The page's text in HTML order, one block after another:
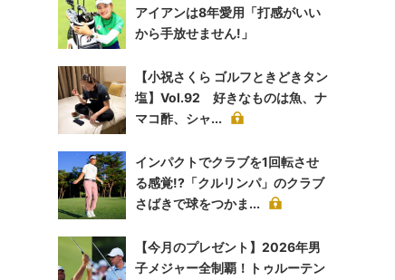
アイアンは8年愛用「打感がいい
から手放せません!」
【小祝さくら ゴルフときどきタン
塩】Vol.92 好きなものは魚、ナ
マコ酢、シャ...
インパクトでクラブを1回転させ
る感覚!?「クルリンパ」のクラブ
さばきで球をつかま...
【今月のプレゼント】2026年男
子メジャー全制覇！トゥルーテン